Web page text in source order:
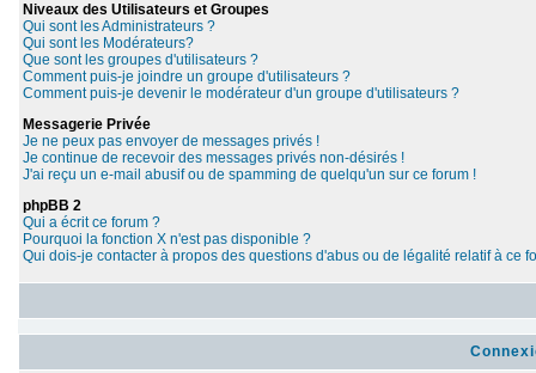
Niveaux des Utilisateurs et Groupes
Qui sont les Administrateurs ?
Qui sont les Modérateurs?
Que sont les groupes d'utilisateurs ?
Comment puis-je joindre un groupe d'utilisateurs ?
Comment puis-je devenir le modérateur d'un groupe d'utilisateurs ?
Messagerie Privée
Je ne peux pas envoyer de messages privés !
Je continue de recevoir des messages privés non-désirés !
J'ai reçu un e-mail abusif ou de spamming de quelqu'un sur ce forum !
phpBB 2
Qui a écrit ce forum ?
Pourquoi la fonction X n'est pas disponible ?
Qui dois-je contacter à propos des questions d'abus ou de légalité relatif à ce